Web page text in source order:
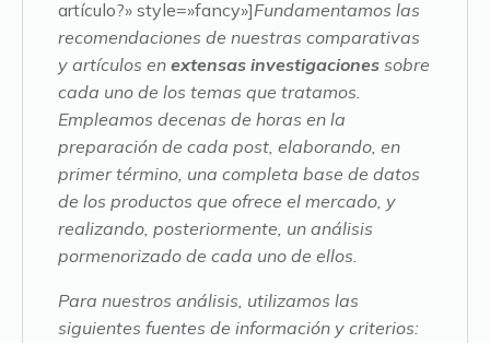
artículo?» style=»fancy»]Fundamentamos las
recomendaciones de nuestras comparativas
y artículos en extensas investigaciones sobre
cada uno de los temas que tratamos.
Empleamos decenas de horas en la
preparación de cada post, elaborando, en
primer término, una completa base de datos
de los productos que ofrece el mercado, y
realizando, posteriormente, un análisis
pormenorizado de cada uno de ellos.
Para nuestros análisis, utilizamos las
siguientes fuentes de información y criterios: